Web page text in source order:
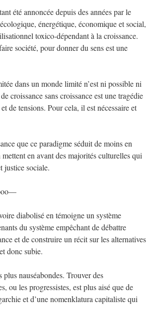
été annoncée depuis des années par le
énergétique, économique et social,
toxico-dépendant à la croissance.
société, pour donner du sens est une
dans un monde limité n’est ni possible ni
croissance sans croissance est une tragédie
de tensions. Pour cela, il est nécessaire et
que ce paradigme séduit de moins en
en avant des majorités culturelles qui
justice sociale.
diabolisé en témoigne un système
du système empêchant de débattre
et de construire un récit sur les alternatives
donc subie.
nauséabondes. Trouver des
ou les progressistes, est plus aisé que de
et d’une nomenklatura capitaliste qui